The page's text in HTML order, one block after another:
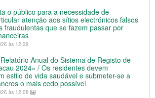
o público para a necessidade de
atenção aos sítios electrónicos falsos
fraudulentas que se fazem passar por
às 12:29
Anual do Sistema de Registo de
2024» / Os residentes devem
estilo de vida saudável e submeter-se a
o mais cedo possível
às 12:08